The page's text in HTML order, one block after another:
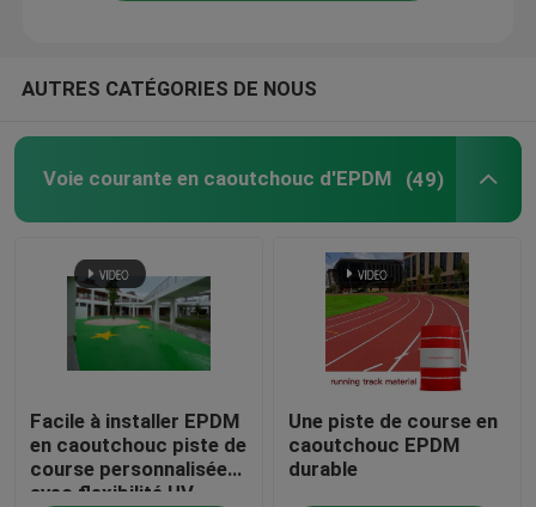
AUTRES CATÉGORIES DE NOUS
Voie courante en caoutchouc d'EPDM (49)
Facile à installer EPDM
en caoutchouc piste de
course personnalisée
avec flexibilité UV
Une piste de course en
caoutchouc EPDM
durable